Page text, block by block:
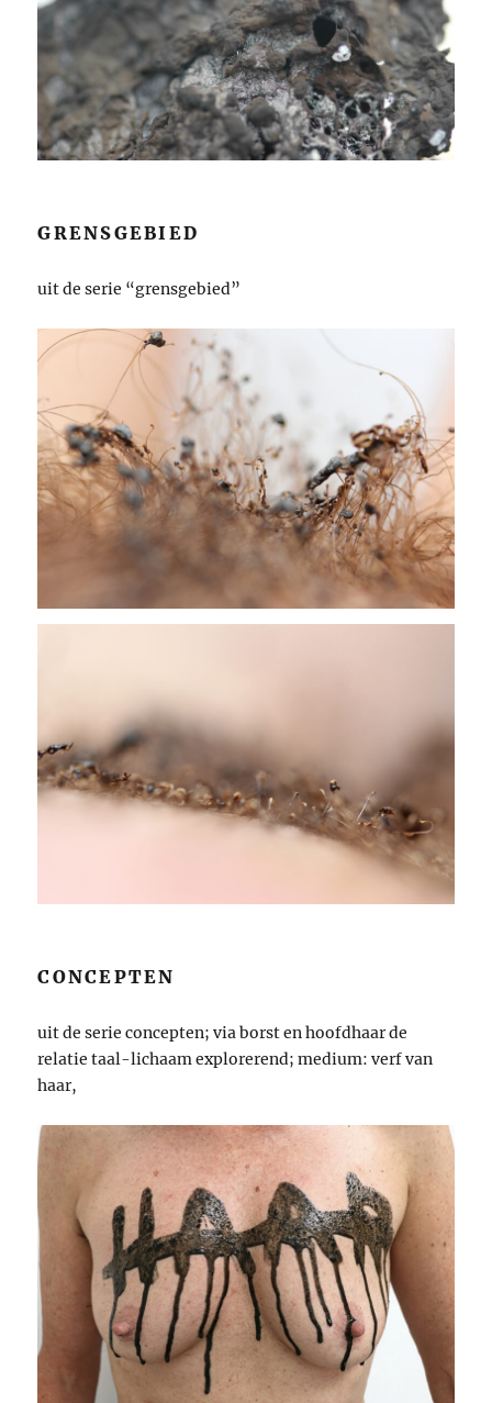
GRENSGEBIED
uit de serie “grensgebied”
CONCEPTEN
uit de serie concepten; via borst en hoofdhaar de
relatie taal-lichaam explorerend; medium: verf van
haar,